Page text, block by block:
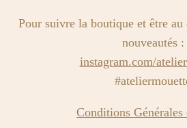
Pour suivre la boutique et être au
nouveautés :
instagram.com/
Conditions Générales